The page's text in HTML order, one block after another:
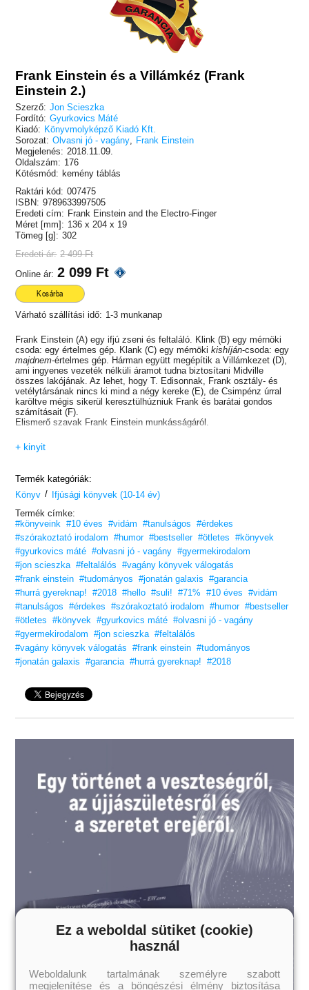
Frank Einstein és a Villámkéz (Frank
Einstein 2.)
Szerző: Jon Scieszka
Fordító: Gyurkovics Máté
Kiadó: Könyvmolyképző Kiadó Kft.
Sorozat: Olvasni jó - vagány, Frank Einstein
Megjelenés: 2018.11.09.
Oldalszám: 176
Kötésmód: kemény táblás
Raktári kód: 007475
ISBN: 9789633997505
Eredeti cím: Frank Einstein and the Electro-Finger
Méret [mm]: 136 x 204 x 19
Tömeg [g]: 302
Eredeti ár: 2 499 Ft
Online ár: 2 099 Ft
Kosárba
Várható szállítási idő: 1-3 munkanap
Frank Einstein (A) egy ifjú zseni és feltaláló. Klink (B) egy mérnöki
csoda: egy értelmes gép. Klank (C) egy mérnökikishíján-csoda: egy
majdnem-értelmes gép. Hárman együtt megépítik a Villámkezet (D),
ami ingyenes vezeték nélküli áramot tudna biztosítani Midville
összes lakójának. Az lehet, hogy T. Edisonnak, Frank osztály- és
vetélytársának nincs ki mind a négy kereke (E), de Csimpénz úrral
karöltve mégis sikerül keresztülhúzniuk Frank és barátai gondos
számításait (F).
Elismerő szavak Frank Einstein munkásságáról.
+ kinyit
Termék kategóriák:
Könyv /
Ifjúsági könyvek (10-14 év)
Termék címke:
#könyveink
#10 éves #vidám #tanulságos
#érdekes
#szórakoztató irodalom
#humor #bestseller #ötletes
#könyvek
#gyurkovics máté #olvasni jó - vagány #gyermekirodalom
#jon scieszka #feltalálós
#vagány könyvek válogatás
#frank einstein #tudományos #jonatán galaxis
#garancia
#hurrá gyereknap!
#2018 #hello #suli! #71% #10 éves
#vidám
#tanulságos
#érdekes #szórakoztató irodalom #humor #bestseller
#ötletes
#könyvek #gyurkovics máté #olvasni jó - vagány
#gyermekirodalom
#jon scieszka #feltalálós
#vagány könyvek válogatás
#frank einstein #tudományos
#jonatán galaxis
#garancia #hurrá gyereknap! #2018
Ez a weboldal sütiket (cookie)
használ
Weboldalunk tartalmának személyre szabott
megjelenítése és a böngészési élmény biztosítása